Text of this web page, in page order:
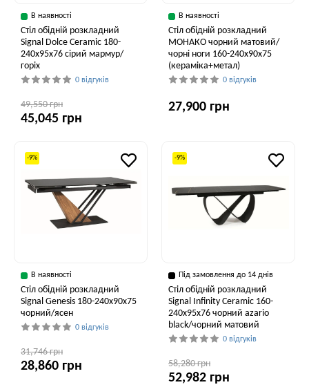
В наявності
Стіл обідній розкладний
Signal Dolce Ceramic 180-
240x95x76 сірий мармур/
горіх
0 відгуків
49,550 грн
45,045 грн
В наявності
Стіл обідній розкладний
МОНАКО чорний матовий/
чорні ноги 160-240x90x75
(кераміка+метал)
0 відгуків
27,900 грн
-9%
В наявності
Стіл обідній розкладний
Signal Genesis 180-240x90x75
чорний/ясен
0 відгуків
31,746 грн
28,860 грн
-9%
Під замовлення до 14 днів
Стіл обідній розкладний
Signal Infinity Ceramic 160-
240x95x76 чорний azario
black/чорний матовий
0 відгуків
58,280 грн
52,982 грн